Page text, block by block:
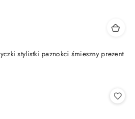
stylistki paznokci śmieszny prezent